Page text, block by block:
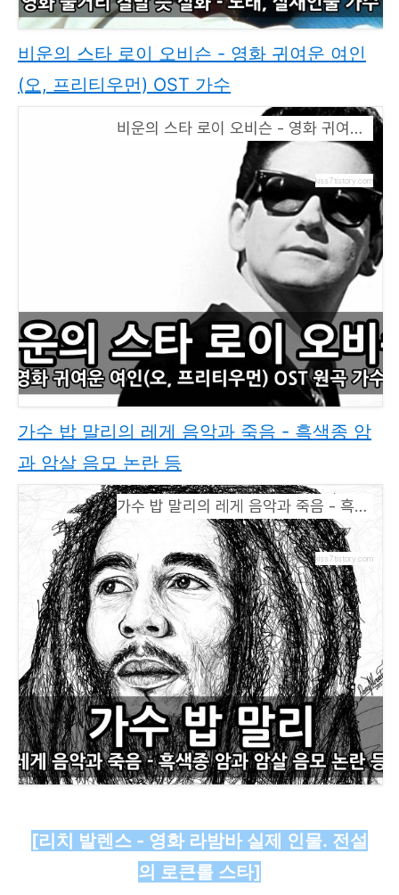
비운의 스타 로이 오비슨 - 영화 귀여운 여인
(오, 프리티우먼) OST 가수
비운의 스타 로이 오비슨 - 영화 귀여운 여인(오, 프리티우먼) OST 가수
kiss7.tistory.com
가수 밥 말리의 레게 음악과 죽음 - 흑색종 암
과 암살 음모 논란 등
가수 밥 말리의 레게 음악과 죽음 - 흑색종 암과 암살 음모 논란 등
kiss7.tistory.com
[리치 발렌스 - 영화 라밤바 실제 인물. 전설
의 로큰롤 스타]